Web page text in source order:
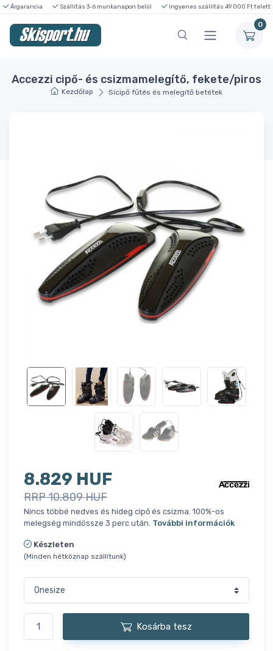
Árgarancia Szállítás 3-6 munkanapon belül Ingyenes szállítás 49 000 Ft felett
0
Accezzi cipő- és csizmamelegítő, fekete/piros
Kezdőlap Sícipő fűtés és melegítő betétek
8.829 HUF
RRP 10.809 HUF
Nincs többé nedves és hideg cipő és csizma. 100%-os
melegség mindössze 3 perc után. További információk
Készleten
(Minden hétköznap szállítunk)
Kosárba tesz